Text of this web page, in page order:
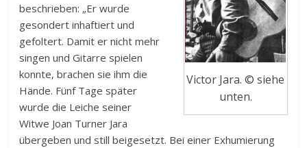
Victor Jara. © siehe
unten.
beschrieben: „Er wurde
gesondert inhaftiert und
gefoltert. Damit er nicht mehr
singen und Gitarre spielen
konnte, brachen sie ihm die
Hände. Fünf Tage später
wurde die Leiche seiner
Witwe Joan Turner Jara
übergeben und still beigesetzt. Bei einer Exhumierung